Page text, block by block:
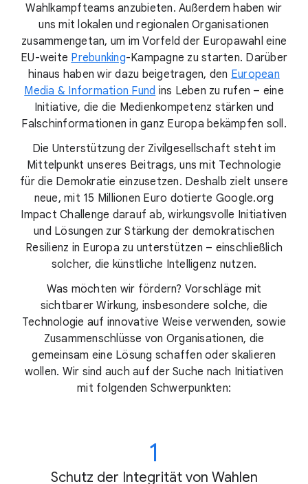
Wahlkampfteams anzubieten. Außerdem haben wir
uns mit lokalen und regionalen Organisationen
zusammengetan, um im Vorfeld der Europawahl eine
EU-weite Prebunking-Kampagne zu starten. Darüber
hinaus haben wir dazu beigetragen, den European
Media & Information Fund ins Leben zu rufen – eine
Initiative, die die Medienkompetenz stärken und
Falschinformationen in ganz Europa bekämpfen soll.
Die Unterstützung der Zivilgesellschaft steht im
Mittelpunkt unseres Beitrags, uns mit Technologie
für die Demokratie einzusetzen. Deshalb zielt unsere
neue, mit 15 Millionen Euro dotierte Google.org
Impact Challenge darauf ab, wirkungsvolle Initiativen
und Lösungen zur Stärkung der demokratischen
Resilienz in Europa zu unterstützen – einschließlich
solcher, die künstliche Intelligenz nutzen.
Was möchten wir fördern? Vorschläge mit
sichtbarer Wirkung, insbesondere solche, die
Technologie auf innovative Weise verwenden, sowie
Zusammenschlüsse von Organisationen, die
gemeinsam eine Lösung schaffen oder skalieren
wollen. Wir sind auch auf der Suche nach Initiativen
mit folgenden Schwerpunkten:
1
Schutz der Integrität von Wahlen